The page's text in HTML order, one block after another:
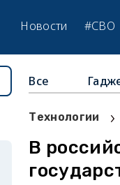
Новости #СВО
Все
Технологии ›
В